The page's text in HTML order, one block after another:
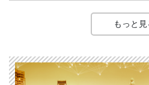
もっと見